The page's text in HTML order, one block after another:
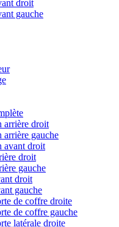
droit
gauche
arrière droit
arrière gauche
avant droit
droit
gauche
droit
gauche
de coffre droite
de coffre gauche
latérale droite